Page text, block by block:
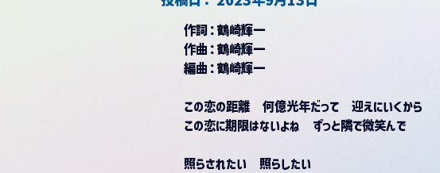
作詞：鶴崎輝一
作曲：鶴崎輝一
編曲：鶴崎輝一
この恋の距離　何億光年だって　迎えにいくから
この恋に期限はないよね　ずっと隣で微笑んで
照らされたい　照らしたい